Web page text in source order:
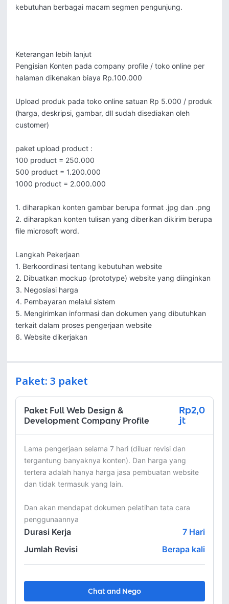
kebutuhan berbagai macam segmen pengunjung.
Keterangan lebih lanjut
Pengisian Konten pada company profile / toko online per
halaman dikenakan biaya Rp.100.000
Upload produk pada toko online satuan Rp 5.000 / produk
(harga, deskripsi, gambar, dll sudah disediakan oleh
customer)
paket upload product :
100 product = 250.000
500 product = 1.200.000
1000 product = 2.000.000
1. diharapkan konten gambar berupa format .jpg dan .png
2. diharapkan konten tulisan yang diberikan dikirim berupa
file microsoft word.
Langkah Pekerjaan
1. Berkoordinasi tentang kebutuhan website
2. Dibuatkan mockup (prototype) website yang diinginkan
3. Negosiasi harga
4. Pembayaran melalui sistem
5. Mengirimkan informasi dan dokumen yang dibutuhkan
terkait dalam proses pengerjaan website
6. Website dikerjakan
Paket: 3 paket
Paket Full Web Design &
Development Company Profile
Rp2,0
jt
Lama pengerjaan selama 7 hari (diluar revisi dan
tergantung banyaknya konten). Dan harga yang
tertera adalah hanya harga jasa pembuatan website
dan tidak termasuk yang lain.
Dan akan mendapat dokumen pelatihan tata cara
penggunaannya
Durasi Kerja 7 Hari
Jumlah Revisi
Berapa kali
Chat and Nego